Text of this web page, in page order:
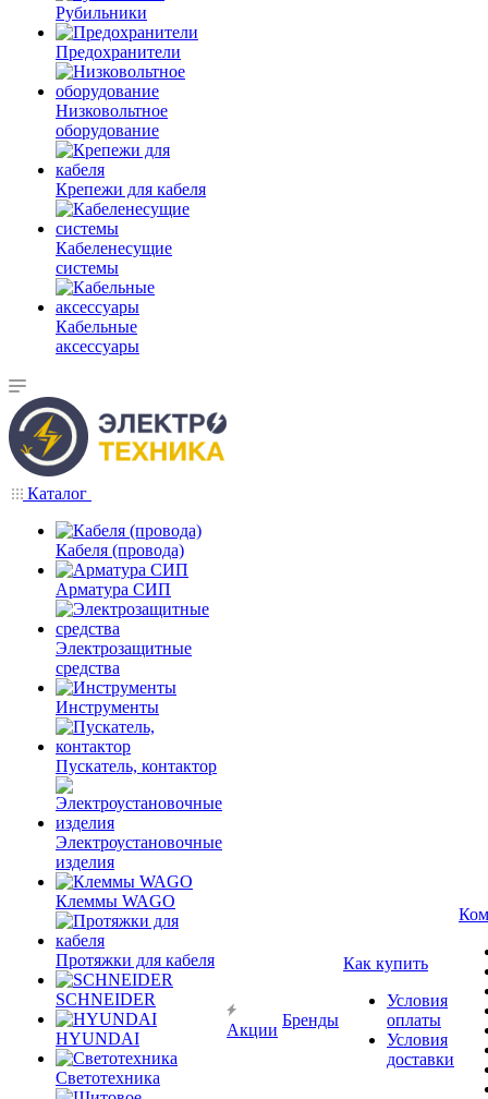
Рубильники
Предохранители
Низковольтное
оборудование
Крепежи для кабеля
Кабеленесущие
системы
Кабельные
аксессуары
Каталог
Кабеля (провода)
Арматура СИП
Электрозащитные
средства
Инструменты
Пускатель, контактор
Электроустановочные
изделия
Клеммы WAGO
Протяжки для кабеля
SCHNEIDER
HYUNDAI
Светотехника
Акции
Бренды
Как купить
Условия
оплаты
Условия
доставки